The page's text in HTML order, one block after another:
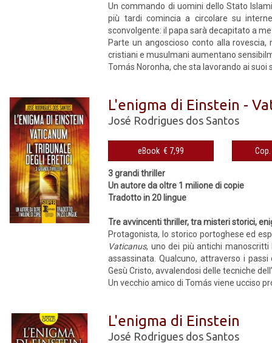
Un commando di uomini dello Stato
più tardi comincia a circolare su
sconvolgente: il papa sarà decapitato a
Parte un angoscioso conto alla
cristiani e musulmani aumentano
Tomás Noronha, che sta lavorando ai suoi
L'enigma di Einstein -
José Rodrigues dos Santos
eBook € 7,99
3 grandi thriller
Un autore da oltre 1 milione di copie
Tradotto in 20 lingue
Tre avvincenti thriller, tra misteri storici,
Protagonista, lo storico portoghese ed
Vaticanus, uno dei più antichi
assassinata. Qualcuno, attraverso i
Gesù Cristo, avvalendosi delle tecniche
Un vecchio amico di Tomás viene ucciso
L'enigma di Einstein
José Rodrigues dos Santos